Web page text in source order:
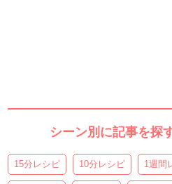
シーン別に記事を探
15分レシピ 10分レシピ 1週間